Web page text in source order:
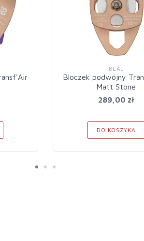
BEAL
Bloczek podwójny
Matt Stone
289,00 zł
DO KOSZYKA